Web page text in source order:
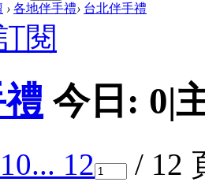
› 各地伴手禮› 台北伴手禮
閱
今日: 0|
10... 12 / 12